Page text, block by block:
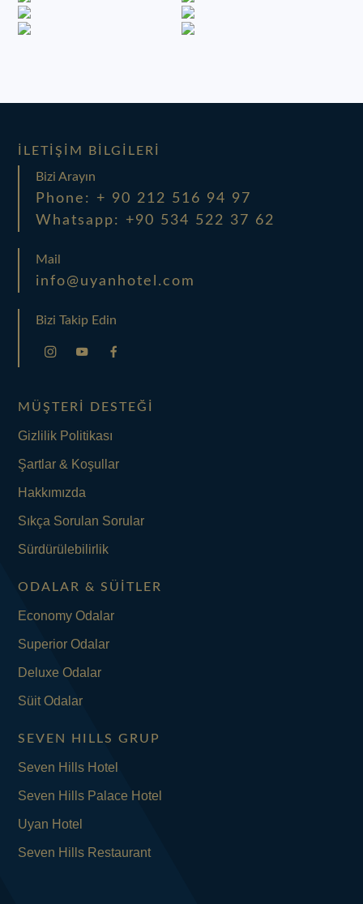
İLETIŞIM BILGILERI
Bizi Arayın
Phone: + 90 212 516 94 97
Whatsapp: +90 534 522 37 62
Mail
info@uyanhotel.com
Bizi Takip Edin
MÜŞTERI DESTEĞI
Gizlilik Politikası
Şartlar & Koşullar
Hakkımızda
Sıkça Sorulan Sorular
Sürdürülebilirlik
ODALAR & SÜITLER
Economy Odalar
Superior Odalar
Deluxe Odalar
Süit Odalar
SEVEN HILLS GRUP
Seven Hills Hotel
Seven Hills Palace Hotel
Uyan Hotel
Seven Hills Restaurant